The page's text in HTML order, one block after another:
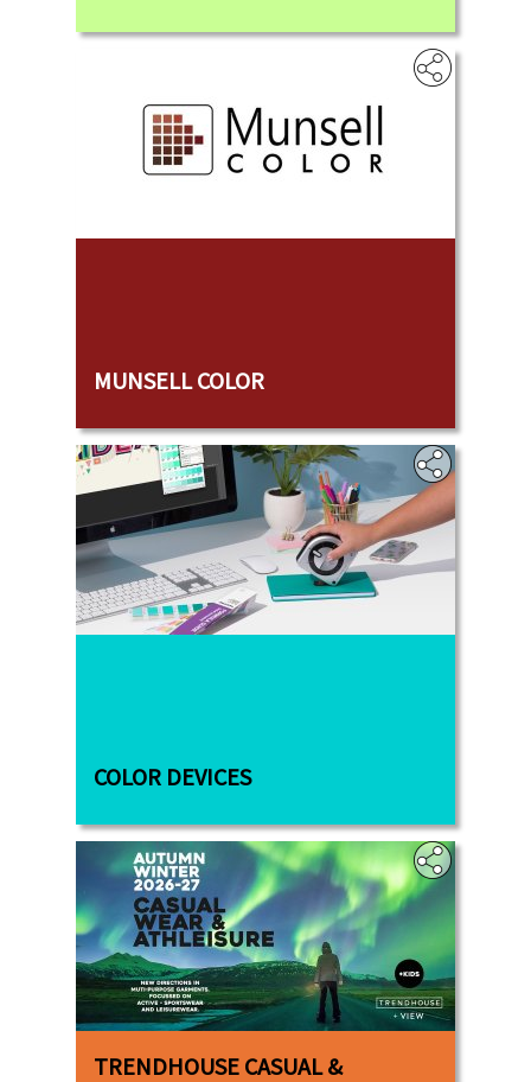
MUNSELL COLOR
COLOR DEVICES
TRENDHOUSE CASUAL &